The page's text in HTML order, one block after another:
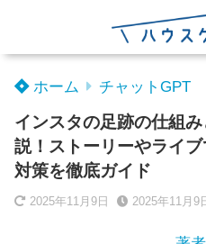
ホーム チャットGPT
インスタの足跡の仕組
説！ストーリーやライ
対策を徹底ガイド
2025年11月9日 2025年11月9